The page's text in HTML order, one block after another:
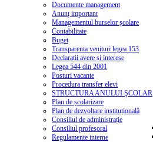
Documente management
Anunț important
Managementul burselor școlare
Contabilitate
Buget
Transparenta venituri legea 153
Declarații avere și interese
Legea 544 din 2001
Posturi vacante
Procedura transfer elevi
STRUCTURA ANULUI ŞCOLAR
Plan de școlarizare
Plan de dezvoltare instituțională
Consiliul de administrație
Consiliul profesoral
Regulamente interne